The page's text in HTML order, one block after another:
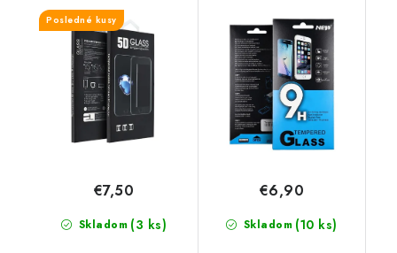
Posledné kusy
Skladom (3 ks)
€7,50
Skladom (10 ks)
€6,90